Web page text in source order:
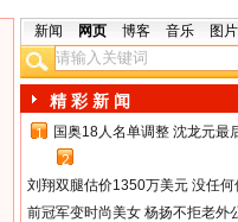
新闻 网页 博客 音乐 图片
精 彩 新 闻
1
国奥18人名单调整 沈龙元最
2
刘翔双腿估价1350万美元 没任何
前冠军变时尚美女 杨扬不拒老外